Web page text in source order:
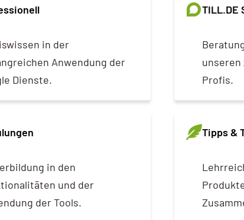
in der
Anwendung der
Dienste.
in den
und der
der Tools.
TILL.DE
Profis.
Tipps &